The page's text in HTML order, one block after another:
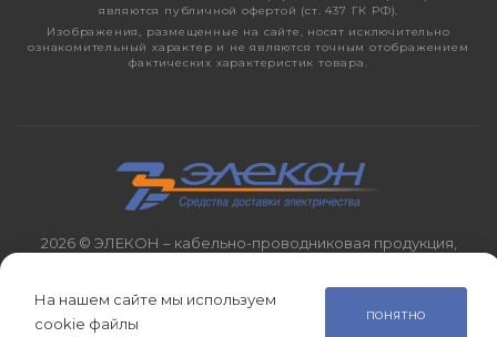
являются публичной офертой (ст. 437 ГК РФ).
Изображения, размещенные на сайте, носят исключительно
ознакомительный характер и не являются точным отображением
фактических характеристик товара.
2026 © ЭЛЕКОН – кабельно-проводниковая продукция,
На нашем сайте мы используем
cookie файлы
ПОНЯТНО